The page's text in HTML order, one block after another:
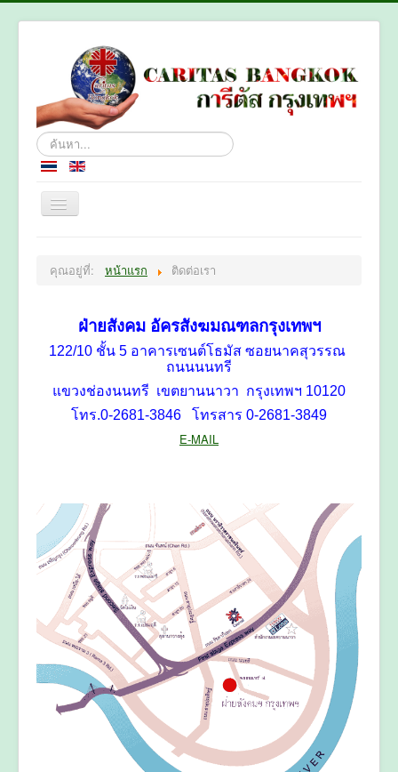
ค้นหา...
เกี่ยวกับเรา
คุณอยู่ที่: หน้าแรก ติดต่อเรา
ฝ่ายสังคม อัครสังฆมณฑลกรุงเทพฯ
122/10 ชั้น 5 อาคารเซนต์โธมัส ซอยนาคสุวรรณ
ถนนนนทรี
แขวงช่องนนทรี เขตยานนาวา กรุงเทพฯ 10120
โทร.0-2681-3846 โทรสาร 0-2681-3849
E-MAIL